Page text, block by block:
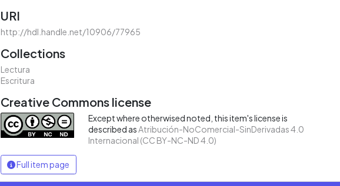
URI
http://hdl.handle.net/10906/77965
Collections
Lectura
Escritura
Creative Commons license
Except where otherwised noted, this item's license is
described as Atribución-NoComercial-SinDerivadas 4.0
Internacional (CC BY-NC-ND 4.0)
Full item page